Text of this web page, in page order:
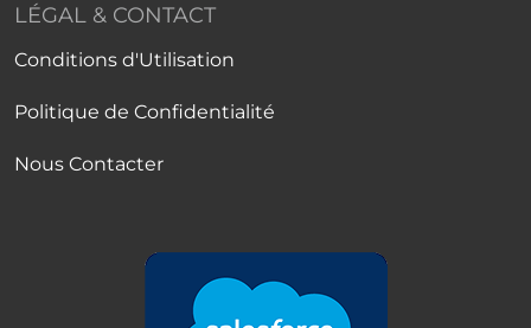
LÉGAL & CONTACT
Conditions d'Utilisation
Politique de Confidentialité
Nous Contacter